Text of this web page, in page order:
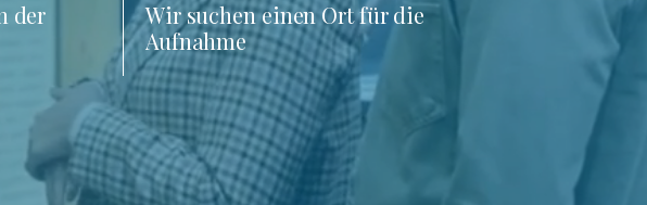
der
Wir suchen einen Ort für die
Aufnahme